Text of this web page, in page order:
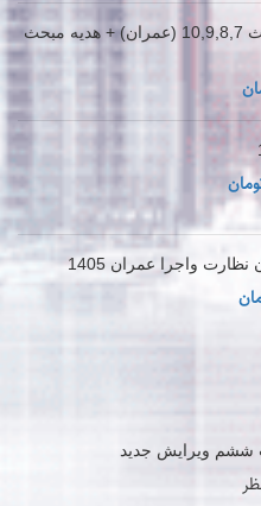
است. پکیج 3 آموزش مباحث 10,9,8,7 (عمران) + هدیه مبحث
قیمت
فعلی
۴,۹۵۰ تومان
است.
تومان
قیمت
فعلی
۷۷,۹۰۰ تومان
است.
قیمت
ششم ویرایش جدید